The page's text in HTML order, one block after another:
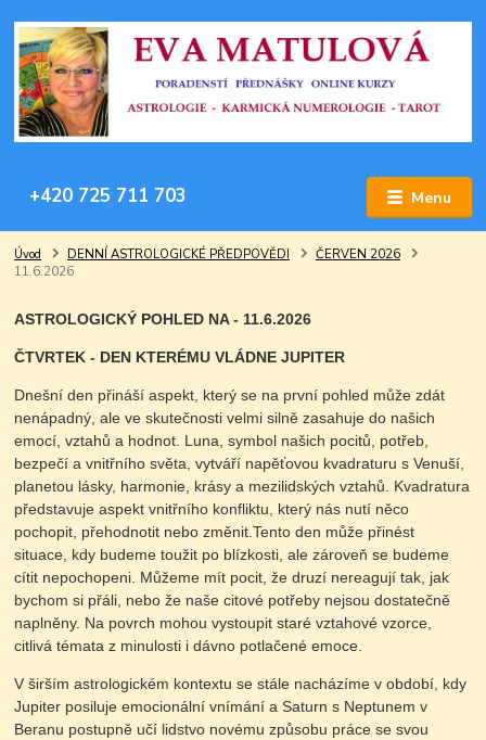
Menu
+420 725 711 703
Úvod DENNÍ ASTROLOGICKÉ PŘEDPOVĚDI
ČERVEN 2026
11.6.2026
ASTROLOGICKÝ POHLED NA - 11.6.2026
ČTVRTEK - DEN KTERÉMU VLÁDNE JUPITER
Dnešní den přináší aspekt, který se na první pohled může zdát
nenápadný, ale ve skutečnosti velmi silně zasahuje do našich
emocí, vztahů a hodnot. Luna, symbol našich pocitů, potřeb,
bezpečí a vnitřního světa, vytváří napěťovou kvadraturu s Venuší,
planetou lásky, harmonie, krásy a mezilidských vztahů. Kvadratura
představuje aspekt vnitřního konfliktu, který nás nutí něco
pochopit, přehodnotit nebo změnit.Tento den může přinést
situace, kdy budeme toužit po blízkosti, ale zároveň se budeme
cítit nepochopeni. Můžeme mít pocit, že druzí nereagují tak, jak
bychom si přáli, nebo že naše citové potřeby nejsou dostatečně
naplněny. Na povrch mohou vystoupit staré vztahové vzorce,
citlivá témata z minulosti i dávno potlačené emoce.
V širším astrologickém kontextu se stále nacházíme v období, kdy
Jupiter posiluje emocionální vnímání a Saturn s Neptunem v
Beranu postupně učí lidstvo novému způsobu práce se svou